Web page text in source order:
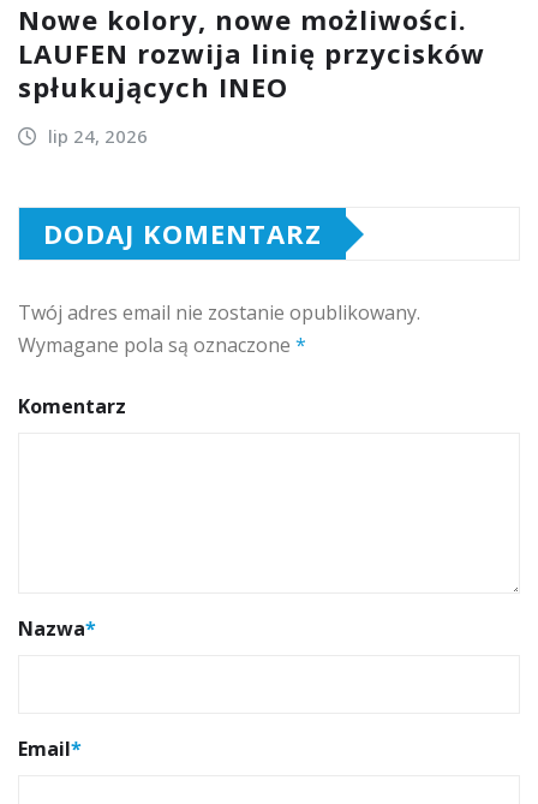
Nowe kolory, nowe możliwości.
LAUFEN rozwija linię przycisków
spłukujących INEO
lip 24, 2026
DODAJ KOMENTARZ
Twój adres email nie zostanie opublikowany.
Wymagane pola są oznaczone *
Komentarz
Nazwa*
Email*